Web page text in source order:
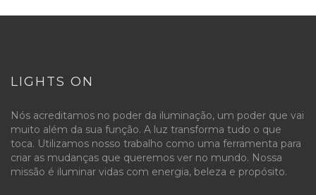
LIGHTS ON
Nós acreditamos no poder da iluminação, um poder que vai
muito além da sua função. A luz transforma tudo o que
toca. Utilizamos nosso trabalho como uma ferramenta para
criar as mudanças que queremos ver no mundo. Nossa
missão é iluminar vidas com energia, beleza e propósito.